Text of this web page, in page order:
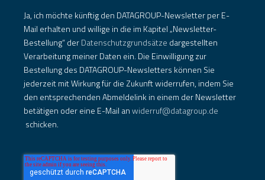
Ja, ich möchte künftig den DATAGROUP-Newsletter per E-
Mail erhalten und willige in die im Kapitel „Newsletter-
Bestellung“ derDatenschutzgrundsätze dargestellten
Verarbeitung meiner Daten ein. Die Einwilligung zur
Bestellung des DATAGROUP-Newsletters können Sie
jederzeit mit Wirkung für die Zukunft widerrufen, indem Sie
den entsprechenden Abmeldelink in einem der Newsletter
betätigen oder eine E-Mail anwiderruf@datagroup.de
schicken.